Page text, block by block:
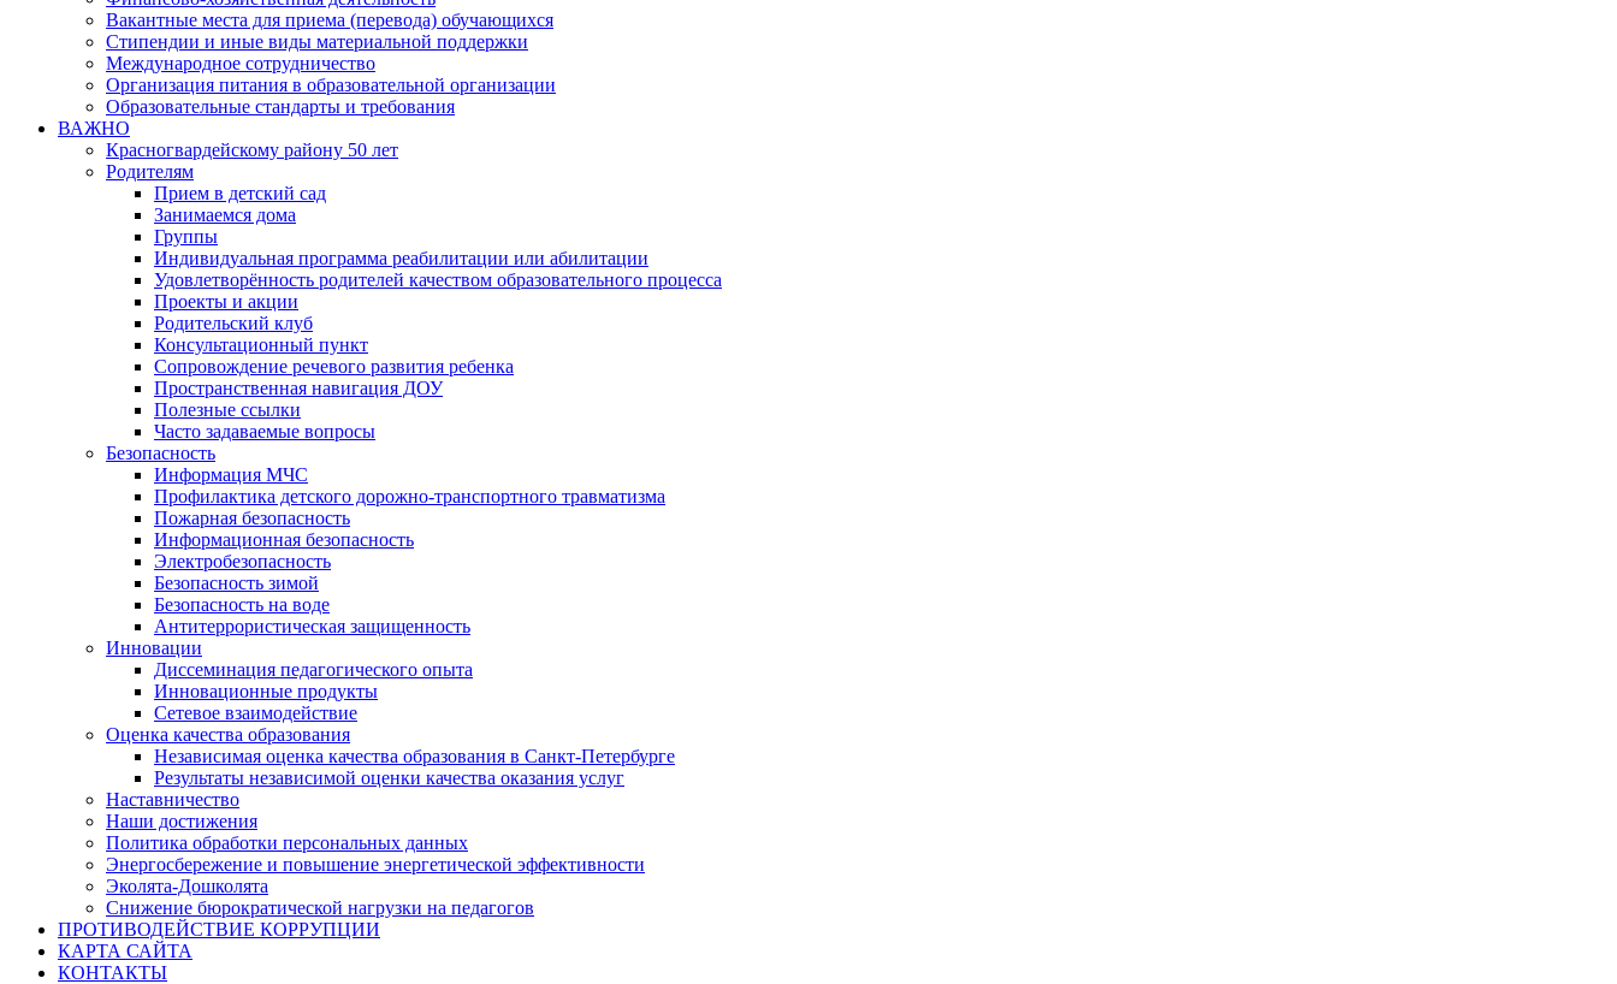
Вакантные места для приема (перевода) обучающихся
Стипендии и иные виды материальной поддержки
Международное сотрудничество
Организация питания в образовательной организации
Образовательные стандарты и требования
ВАЖНО
Красногвардейскому району 50 лет
Родителям
Прием в детский сад
Занимаемся дома
Группы
Индивидуальная программа реабилитации или абилитации
Удовлетворённость родителей качеством образовательного процесса
Проекты и акции
Родительский клуб
Консультационный пункт
Сопровождение речевого развития ребенка
Пространственная навигация ДОУ
Полезные ссылки
Часто задаваемые вопросы
Безопасность
Информация МЧС
Профилактика детского дорожно-транспортного травматизма
Пожарная безопасность
Информационная безопасность
Электробезопасность
Безопасность зимой
Безопасность на воде
Антитеррористическая защищенность
Инновации
Диссеминация педагогического опыта
Инновационные продукты
Сетевое взаимодействие
Оценка качества образования
Независимая оценка качества образования в Санкт-Петербурге
Результаты независимой оценки качества оказания услуг
Наставничество
Наши достижения
Политика обработки персональных данных
Энергосбережение и повышение энергетической эффективности
Эколята-Дошколята
Снижение бюрократической нагрузки на педагогов
ПРОТИВОДЕЙСТВИЕ КОРРУПЦИИ
КАРТА САЙТА
КОНТАКТЫ